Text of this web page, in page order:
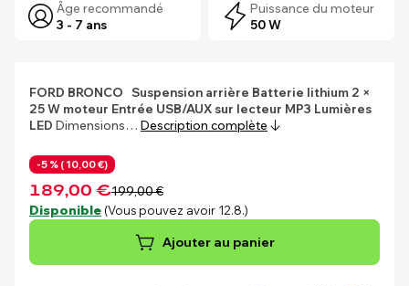
Âge recommandé
3 - 7 ans
Puissance du moteur
50 W
FORD BRONCO Suspension arrière Batterie lithium 2 ×
25 W moteur Entrée USB/AUX sur lecteur MP3 Lumières
LED Dimensions… Description complète
-5 % ( 10,00 €)
189,00 €199,00 €
Disponible (Vous pouvez avoir 12.8.)
Ajouter au panier